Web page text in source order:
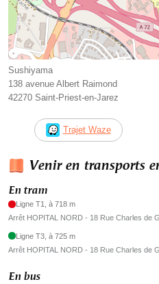
Sushiyama
138 avenue Albert Raimond
42270 Saint-Priest-en-Jarez
Trajet Waze
Venir en transports
En tram
Ligne T1, à 718 m
Arrêt HOPITAL NORD - 18 Rue Charles de
Ligne T3, à 725 m
Arrêt HOPITAL NORD - 18 Rue Charles de
En bus